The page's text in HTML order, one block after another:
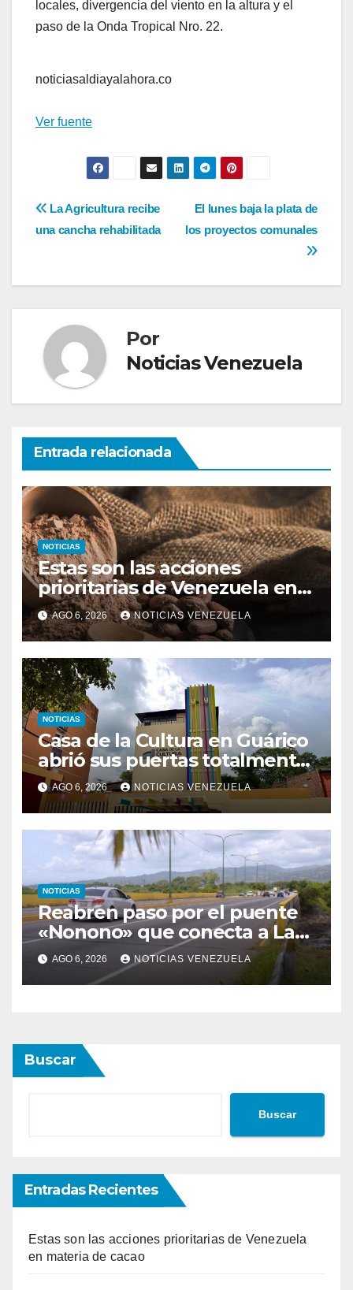
locales, divergencia del viento en la altura y el
paso de la Onda Tropical Nro. 22.
noticiasaldiayalahora.co
Ver fuente
Navegación
entradas
El lunes baja la plata de
los proyectos comunales
La Agricultura recibe
una cancha rehabilitada
Por
Noticias Venezuela
Entrada relacionada
NOTICIAS
Estas son las acciones
prioritarias de Venezuela en
materia de cacao
AGO 6, 2026 NOTICIAS VENEZUELA
NOTICIAS
Casa de la Cultura en Guárico
abrió sus puertas totalmente
renovada
AGO 6, 2026 NOTICIAS VENEZUELA
NOTICIAS
Reabren paso por el puente
«Nonono» que conecta a Lara
con Yaracuy
AGO 6, 2026 NOTICIAS VENEZUELA
Buscar
Buscar
Entradas Recientes
Estas son las acciones prioritarias de Venezuela
en materia de cacao